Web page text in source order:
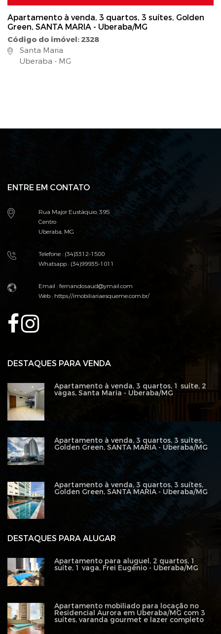
Apartamento à venda, 3 quartos, 3 suítes, Golden
Green, SANTA MARIA - Uberaba/MG
Código do imóvel: 2328
Santa Maria
Uberaba - MG
ENTRE EM CONTATO
Rua Major Eustáquio, 395
Centro
Uberaba, MG
Telefone : (34)3312-1500
Whatsapp : (34)99935-1011
Email :fernandosaud@ymail.com
Web :https://imobiliariaesqueme.com.br/
DESTAQUES PARA ALUGAR
Apartamento para aluguel, 2 quartos, 1
suíte, 1 vaga, Frei Eugênio - Uberaba/MG
Apartamento mobiliado para locação no
Residencial Aurora em Uberaba/MG com 3
suítes, varanda gourmet e lazer completo
DESTAQUES PARA VENDA
Apartamento à venda, 3 quartos, 1 suíte, 2
vagas, Santa Maria - Uberaba/MG
Apartamento à venda, 3 quartos, 3 suítes,
Golden Green, SANTA MARIA - Uberaba/MG
Apartamento à venda, 3 quartos, 3 suítes,
Golden Green, SANTA MARIA - Uberaba/MG